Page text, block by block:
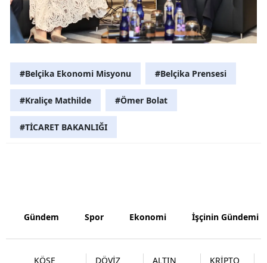
Zonguldak
Bartın
Ardahan
#Belçika Ekonomi Misyonu #Belçika Prensesi
#Kraliçe Mathilde #Ömer Bolat
#TİCARET BAKANLIĞI
Gündem Spor Ekonomi İşçinin Gündemi
KÖŞE DÖVİZ ALTIN KRİPTO